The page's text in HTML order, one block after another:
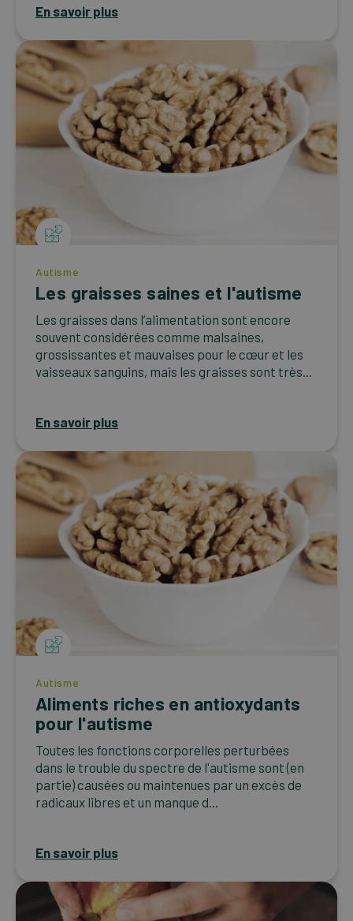
En savoir plus
Autisme
Les graisses saines et l'autisme
Les graisses dans l’alimentation sont encore
souvent considérées comme malsaines,
grossissantes et mauvaises pour le cœur et les
vaisseaux sanguins, mais les graisses sont très...
En savoir plus
Autisme
Aliments riches en antioxydants
pour l'autisme
Toutes les fonctions corporelles perturbées
dans le trouble du spectre de l'autisme sont (en
partie) causées ou maintenues par un excès de
radicaux libres et un manque d...
En savoir plus